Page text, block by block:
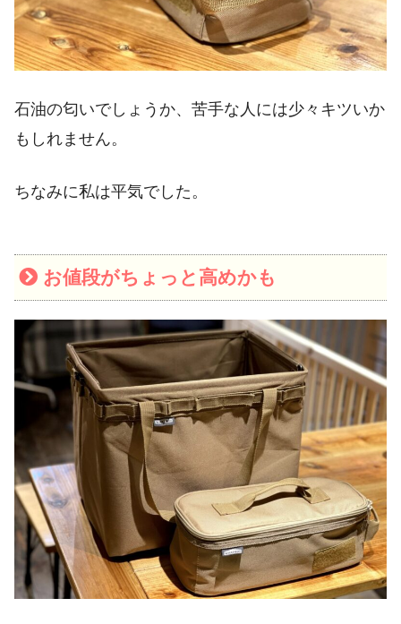
石油の匂いでしょうか、苦手な人には少々キツいか
もしれません。
ちなみに私は平気でした。
お値段がちょっと高めかも